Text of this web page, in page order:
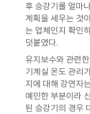
후 승강기를 얼마
계획을 세우는 것
는 업체인지 확인
덧붙였다.
유지보수와 관련
기계실 온도 관리
지에 대해 강연자
예민한 부분이라
된 승강기의 경우